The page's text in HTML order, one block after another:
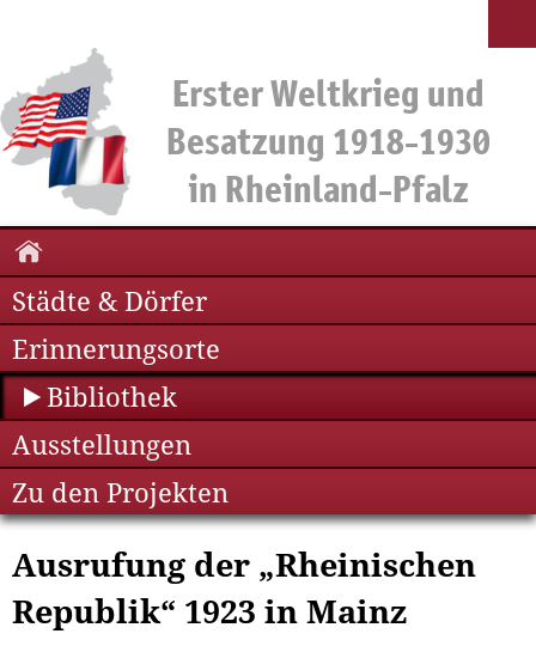
Städte & Dörfer
Erinnerungsorte
Bibliothek
Ausstellungen
Zu den Projekten
Ausrufung der „Rheinischen
Republik“ 1923 in Mainz